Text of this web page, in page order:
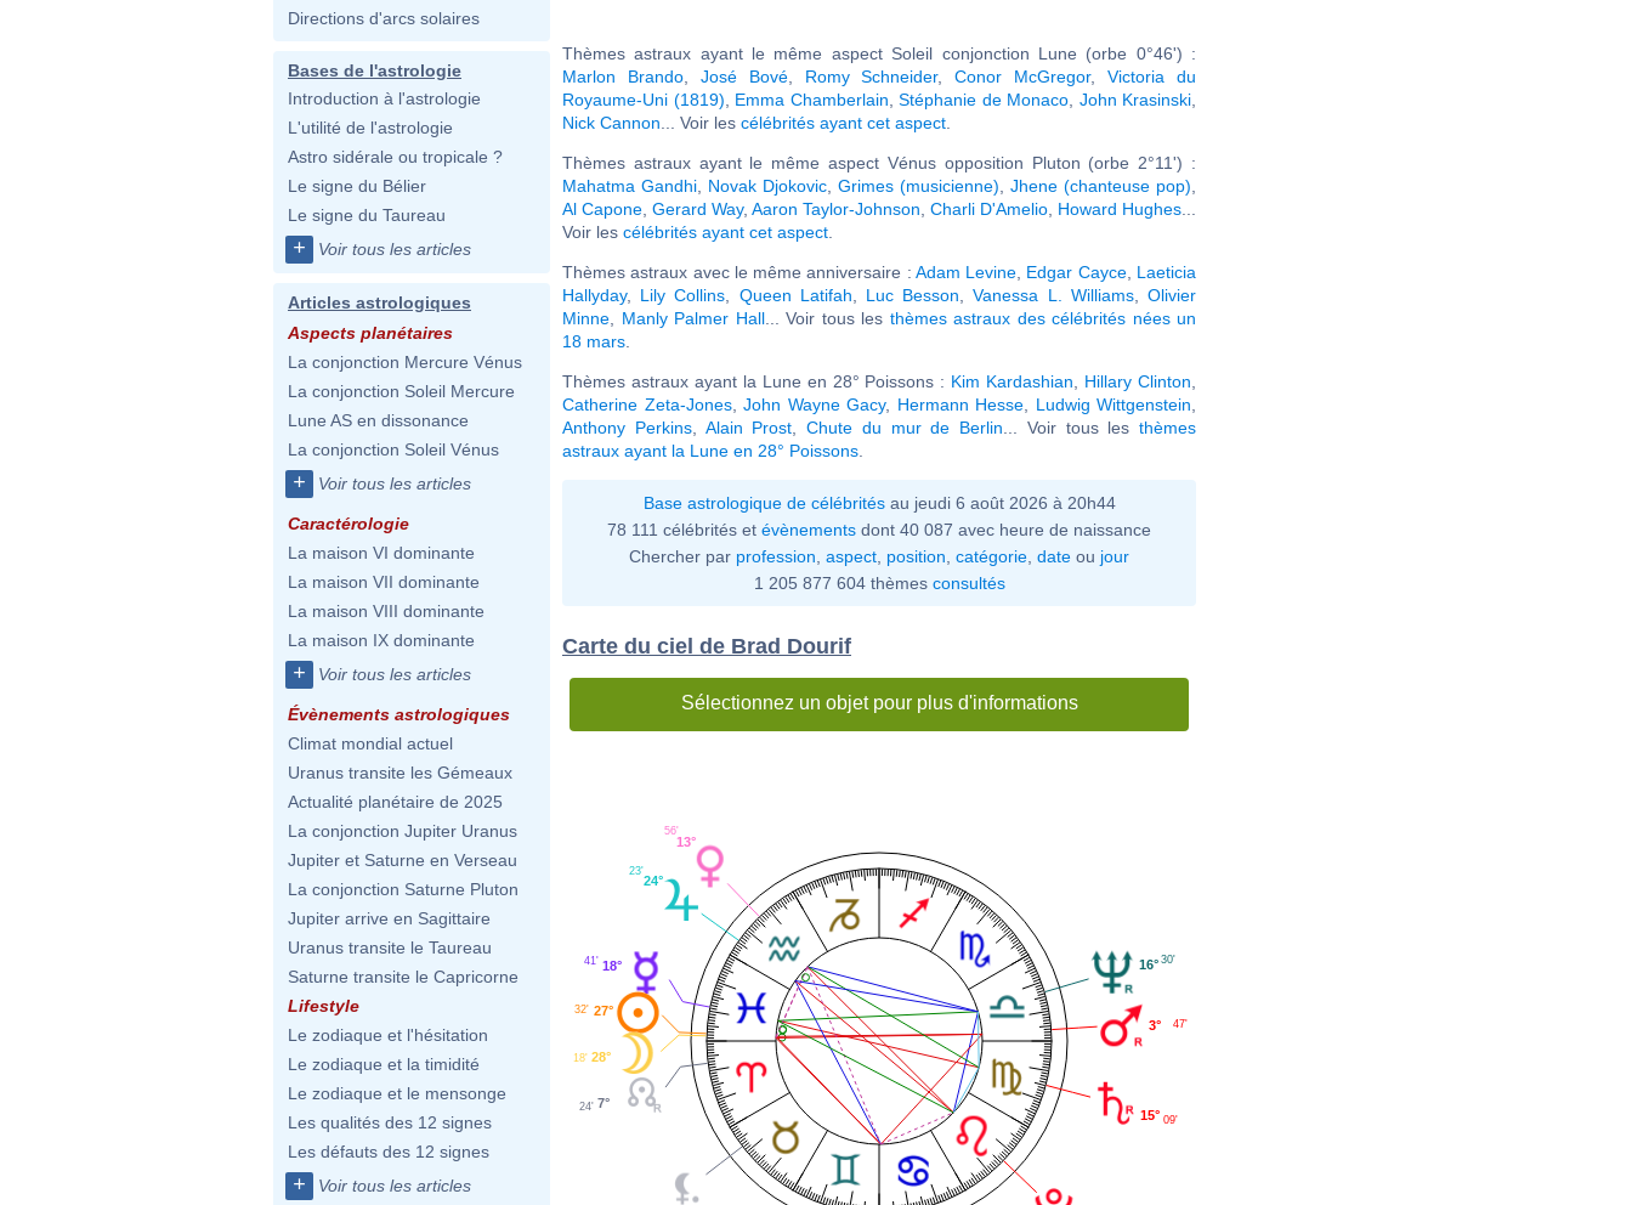
Directions d'arcs solaires
Bases de l'astrologie
Introduction à l'astrologie
L'utilité de l'astrologie
Astro sidérale ou tropicale ?
Le signe du Bélier
Le signe du Taureau
+ Voir tous les articles
Articles astrologiques
Aspects planétaires
La conjonction Mercure Vénus
La conjonction Soleil Mercure
Lune AS en dissonance
La conjonction Soleil Vénus
+ Voir tous les articles
Caractérologie
La maison VI dominante
La maison VII dominante
La maison VIII dominante
La maison IX dominante
+ Voir tous les articles
Évènements astrologiques
Climat mondial actuel
Uranus transite les Gémeaux
Actualité planétaire de 2025
La conjonction Jupiter Uranus
Jupiter et Saturne en Verseau
La conjonction Saturne Pluton
Jupiter arrive en Sagittaire
Uranus transite le Taureau
Saturne transite le Capricorne
Lifestyle
Le zodiaque et l'hésitation
Le zodiaque et la timidité
Le zodiaque et le mensonge
Les qualités des 12 signes
Les défauts des 12 signes
+ Voir tous les articles
Thèmes astraux ayant le même aspect Soleil conjonction Lune (orbe 0°46') :
Marlon Brando, José Bové, Romy Schneider,Conor McGregor,Victoria du
Royaume-Uni (1819)
Emma Chamberlain Stéphanie de Monaco John Krasinski
Nick Cannon ... Voir les célébrités ayant cet aspect
Thèmes astraux ayant le même aspect Vénus opposition Pluton (orbe 2°11') :
Mahatma Gandhi
Novak Djokovic Grimes (musicienne) Jhene (chanteuse pop)
Al Capone Gerard Way, Aaron Taylor-Johnson Charli D'Amelio Howard Hughes
Voir les célébrités ayant cet aspect
Thèmes astraux avec le même anniversaire : Adam Levine Edgar Cayce, Laeticia
Hallyday, Lily Collins Queen Latifah Luc Besson ,Vanessa L. Williams,Olivier
Minne
Manly Palmer Hall... Voir tous les thèmes astraux des célébrités nées un
18 mars
Thèmes astraux ayant la Lune en 28° Poissons : Kim Kardashian Hillary Clinton
Catherine Zeta-Jones, John Wayne Gacy, Hermann Hesse Ludwig Wittgenstein
Anthony Perkins, Alain Prost Chute du mur de Berlin ... Voir tous les thèmes
astraux ayant la Lune en 28° Poissons
Base astrologique de célébritésau jeudi 6 août 2026 à 20h44
78 111 célébrités et évènements dont 40 087 avec heure de naissance
Chercher par profession aspect position catégorie date ou jour
1 205 877 604 thèmes consultés
Carte du ciel de Brad Dourif
Sélectionnez un objet pour plus d'informations
3° 47'
16° 30'
13°
56'
24°
23'
18°
41'
27°
32'
28°
18'
7°
24'
15° 09'